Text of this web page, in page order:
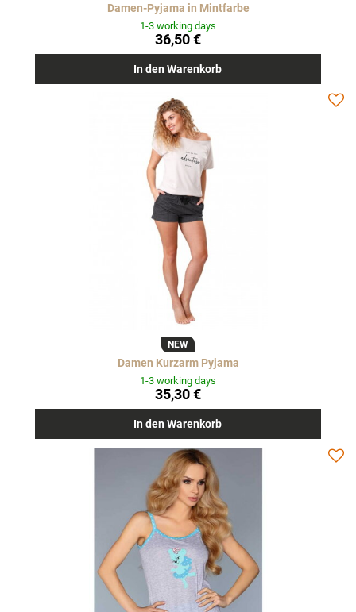
Damen-Pyjama in Mintfarbe
1-3 working days
36,50 €
In den Warenkorb
NEW
Damen Kurzarm Pyjama
1-3 working days
35,30 €
In den Warenkorb